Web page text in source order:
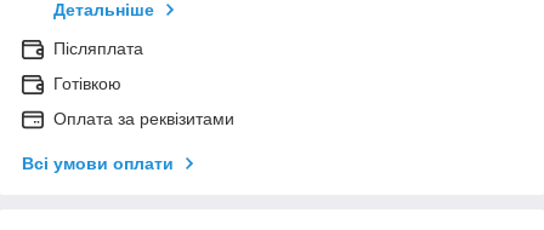
Детальніше
Післяплата
Готівкою
Оплата за реквізитами
Всі умови оплати